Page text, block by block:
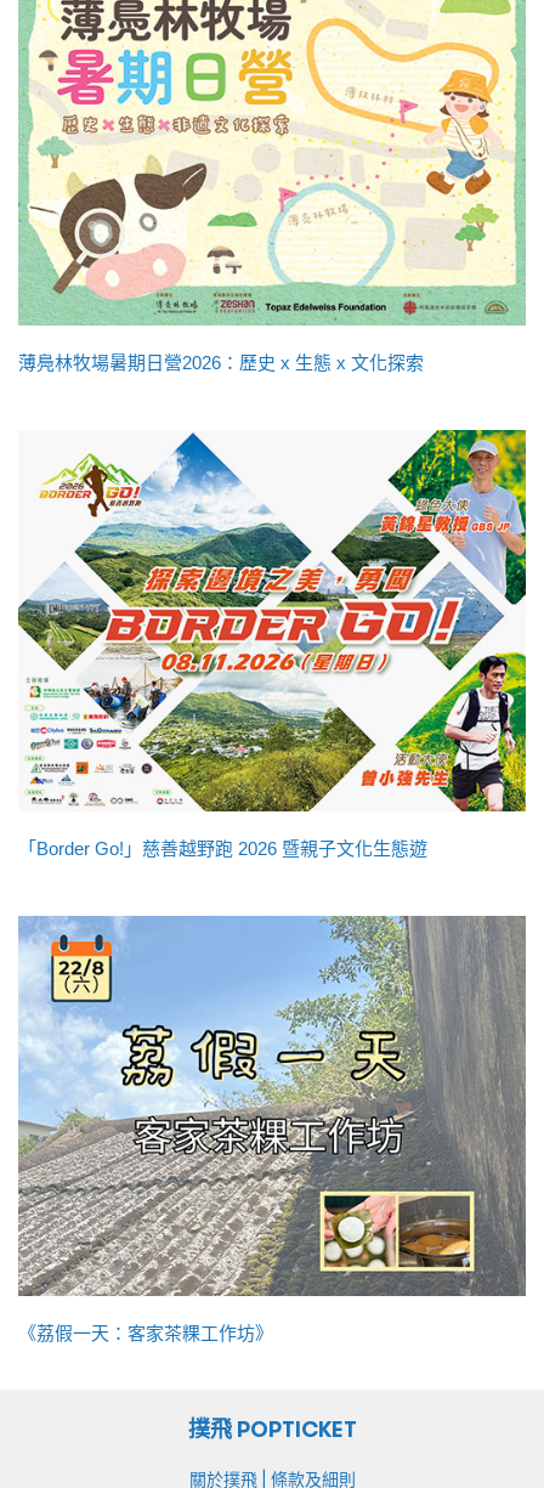
薄鳧林牧場暑期日營2026：歷史 x 生態 x 文化探索
「Border Go!」慈善越野跑 2026 暨親子文化生態遊
《荔假一天：客家茶粿工作坊》
撲飛 POPTICKET
關於撲飛| 條款及細則